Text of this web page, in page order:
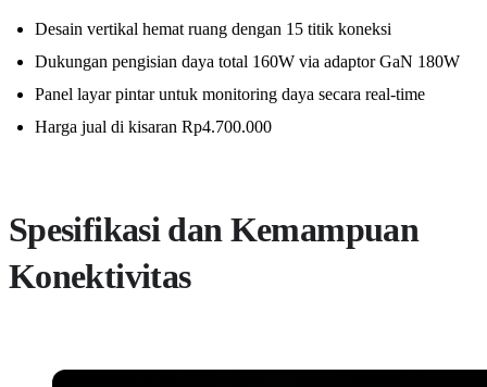
Desain vertikal hemat ruang dengan 15 titik koneksi
Dukungan pengisian daya total 160W via adaptor GaN 180W
Panel layar pintar untuk monitoring daya secara real-time
Harga jual di kisaran Rp4.700.000
Spesifikasi dan Kemampuan
Konektivitas